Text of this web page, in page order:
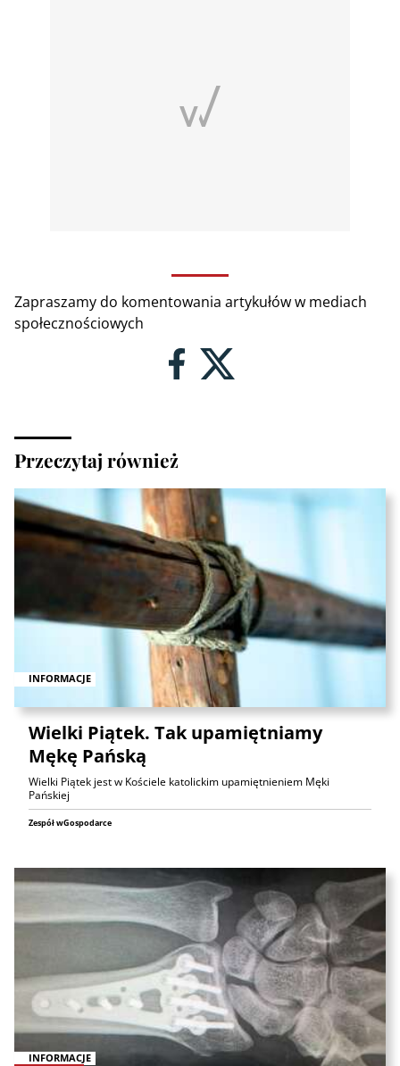
Zapraszamy do komentowania artykułów w mediach
społecznościowych
Przeczytaj również
INFORMACJE
Wielki Piątek. Tak upamiętniamy
Mękę Pańską
Wielki Piątek jest w Kościele katolickim upamiętnieniem Męki
Pańskiej
Zespół wGospodarce
INFORMACJE